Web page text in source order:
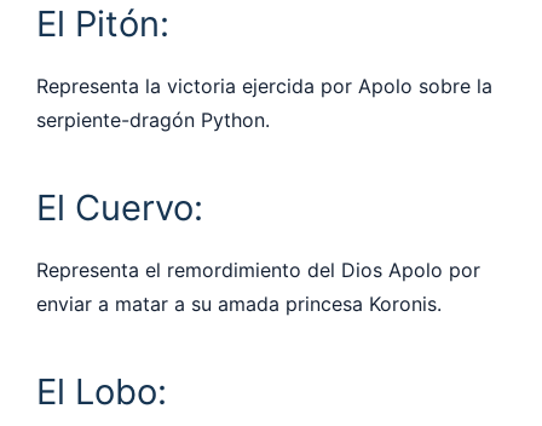
El Pitón:
Representa la victoria ejercida por Apolo sobre la
serpiente-dragón Python.
El Cuervo:
Representa el remordimiento del Dios Apolo por
enviar a matar a su amada princesa Koronis.
El Lobo: